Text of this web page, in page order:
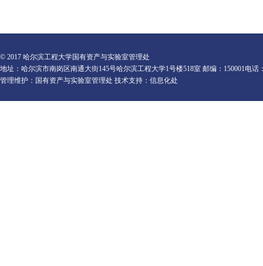
© 2017 哈尔滨工程大学国有资产与实验室管理处
地址：哈尔滨市南岗区南通大街145号哈尔滨工程大学1号楼518室 邮编：150001电话
管理维护：国有资产与实验室管理处 技术支持：信息化处